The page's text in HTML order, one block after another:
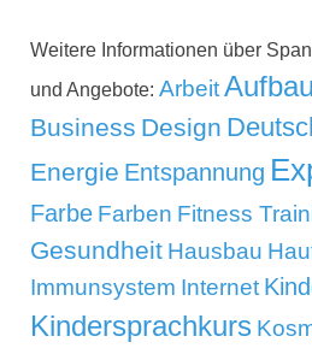
Weitere Informationen über
und Angebote: ArbeitAufbau
Business Design
Energie Entspannung
Farbe Farben Fitness
Gesundheit Hausbau
Immunsystem Internet
Kindersprachkurs